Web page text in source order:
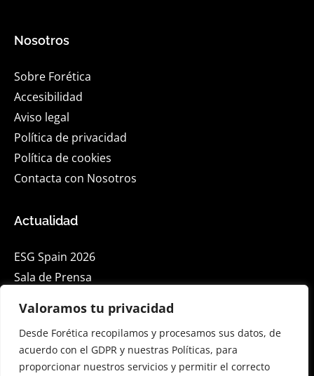
Valoramos tu privacidad
Desde Forética recopilamos y procesamos sus datos, de
acuerdo con el GDPR y nuestras Políticas, para
proporcionar nuestros servicios y permitir el correcto
Nosotros
Sobre Forética
Accesibilidad
Aviso legal
Política de privacidad
Política de cookies
Contacta con Nosotros
Actualidad
ESG Spain 2026
Sala de Prensa
Eventos
Suscríbete a nuestra Newsletter en Linkedin